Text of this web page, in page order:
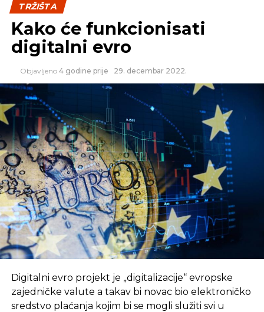
TRŽIŠTA
Kako će funkcionisati
digitalni evro
Objavljeno 4 godine prije 29. decembar 2022.
Digitalni evro projekt je „digitalizacije“ evropske
zajedničke valute a takav bi novac bio elektroničko
sredstvo plaćanja kojim bi se mogli služiti svi u